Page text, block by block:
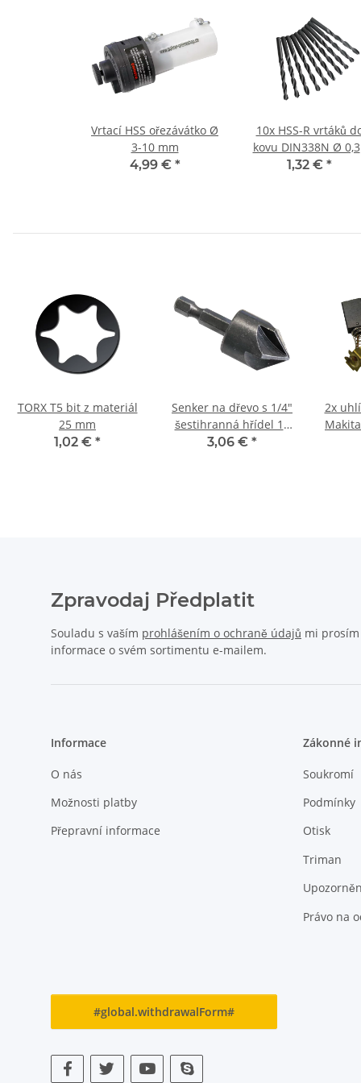
Vrtací HSS ořezávátko Ø
3-10 mm
4,99 € *
10x HSS-R vrtáků
kovu DIN338N Ø
mm
1,32 € *
TORX T5 bit z materiál
25 mm
1,02 € *
Senker na dřevo s 1/4"
šestihranná hřídel 19
mm
3,06 € *
2x
Zpravodaj Předplatit
Souladu s vaším prohlášením o ochraně údajů mi
informace o svém sortimentu e-mailem.
Informace
O nás
Možnosti platby
Přepravní informace
Zákonné
Soukromí
Podmínky
Otisk
Triman
Právo na
#global.withdrawalForm#